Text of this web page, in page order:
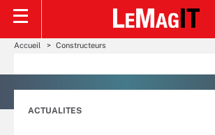
Accueil Constructeurs
ACTUALITES